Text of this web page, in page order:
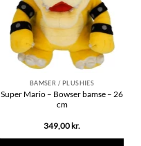
BAMSER / PLUSHIES
Super Mario – Bowser bamse – 26
cm
349,00 kr.